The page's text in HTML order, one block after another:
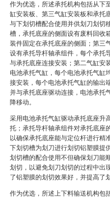
作为优选，所述承托机构包括从下
缸安装板、第三气缸安装板和承托
与下划切槽配合使用并供划刀划切
槽，承托底座的侧面设有废料回收
装件固定在承托底座的侧面；第三
设有承托导杆轴承组件，每个承托
与承托底座连接安装；第二气缸安
电池承托气缸，每个电池承托气缸
接安装，每个电池承托气缸的输出
并与承托底座驱动连接，电池承托
降移动。
采用电池承托气缸驱动承托底座升
托；承托导杆轴承组件对承托底座
以确保承托底座能与定位杆进行精
下划切槽为划刀进行划切铝塑膜提
划切槽的配合使用不但确保划刀能
划切，以避免划刀划切的过程中出
了铝塑膜的划切效果好，并提高了
作为优选，所述上下料输送机构包